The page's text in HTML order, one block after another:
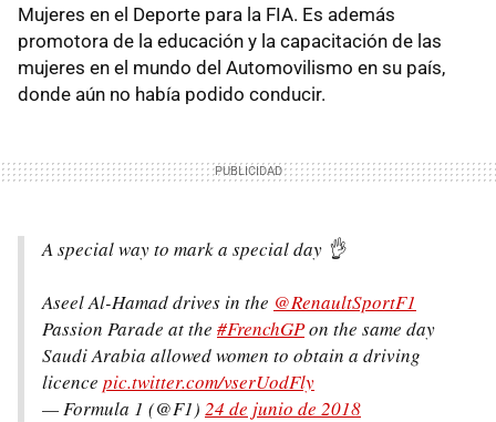
Mujeres en el Deporte para la FIA. Es además
promotora de la educación y la capacitación de las
mujeres en el mundo del Automovilismo en su país,
donde aún no había podido conducir.
A special way to mark a special day 👌
Aseel Al-Hamad drives in the @RenaultSportF1
Passion Parade at the #FrenchGPon the same day
Saudi Arabia allowed women to obtain a driving
licence pic.twitter.com/vserUodFly
— Formula 1 (@F1) 24 de junio de 2018